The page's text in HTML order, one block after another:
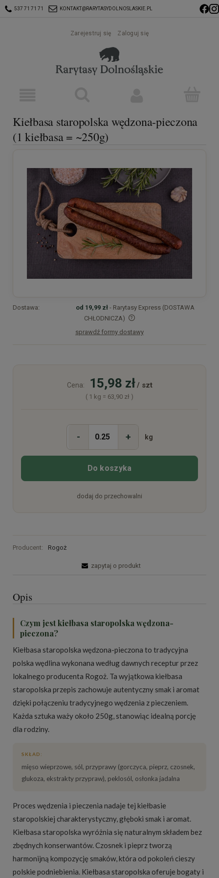
537 71 71 71 KONTAKT@RARYTASYDOLNOSLASKIE.PL
Zarejestruj się Zaloguj się
Kiełbasa staropolska wędzona-pieczona
(1 kiełbasa = ~250g)
Dostawa: od 19,99 zł - Rarytasy Express (DOSTAWA
CHŁODNICZA)
Cena nie zawiera ewentualnych kosztów płatności
sprawdź formy dostawy
Cena: 15,98 zł/ szt
( 1 kg = 63,90 zł )
- + kg
Do koszyka
dodaj do przechowalni
Producent: Rogoż
zapytaj o produkt
Opis
Czym jest kiełbasa staropolska wędzona-
pieczona?
Kiełbasa staropolska wędzona-pieczona to tradycyjna
polska wędlina wykonana według dawnych receptur przez
lokalnego producenta Rogoż. Ta wyjątkowa kiełbasa
staropolska przepis zachowuje autentyczny smak i aromat
dzięki połączeniu tradycyjnego wędzenia z pieczeniem.
Każda sztuka waży około 250g, stanowiąc idealną porcję
dla rodziny.
SKŁAD:
mięso wieprzowe, sól, przyprawy (gorczyca, pieprz, czosnek,
glukoza, ekstrakty przypraw), peklosól, osłonka jadalna
Proces wędzenia i pieczenia nadaje tej kiełbasie
staropolskiej charakterystyczny, głęboki smak i aromat.
Kiełbasa staropolska wyróżnia się naturalnym składem bez
zbędnych konserwantów. Czosnek i pieprz tworzą
harmonijną kompozycję smaków, która od pokoleń cieszy
polskie podniebienia. Kiełbasa staropolska oferuje bogaty i